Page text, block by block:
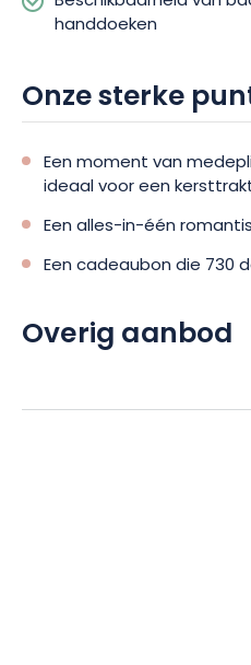
handdoeken
Onze sterke
Een moment van
ideaal voor een
Een alles-in-één
Een cadeaubon die 730
Overig aanbod